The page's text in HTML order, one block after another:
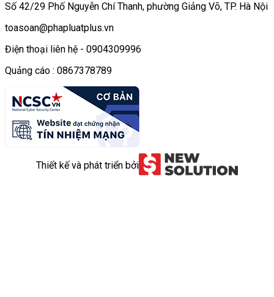
Số 42/29 Phố Nguyễn Chí Thanh, phường Giảng Võ, TP. Hà Nội
toasoan@phapluatplus.vn
Điện thoại liên hệ - 0904309996
Quảng cáo : 0867378789
Thiết kế và phát triển bởi